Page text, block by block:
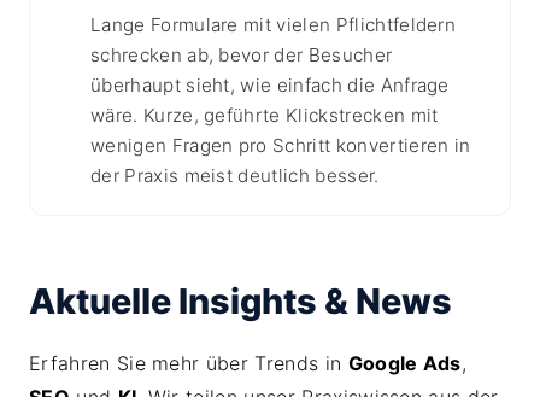
Lange Formulare mit vielen Pflichtfeldern
schrecken ab, bevor der Besucher
überhaupt sieht, wie einfach die Anfrage
wäre. Kurze, geführte Klickstrecken mit
wenigen Fragen pro Schritt konvertieren in
der Praxis meist deutlich besser.
Aktuelle Insights & News
Erfahren Sie mehr über Trends in Google Ads,